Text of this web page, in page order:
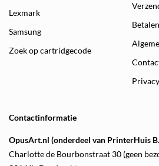
Lexmark
Samsung
Zoek op cartridgecode
Betalen
Contactinformatie
OpusArt.nl (onderdeel van PrinterHuis
Charlotte de Bourbonstraat 30 (geen